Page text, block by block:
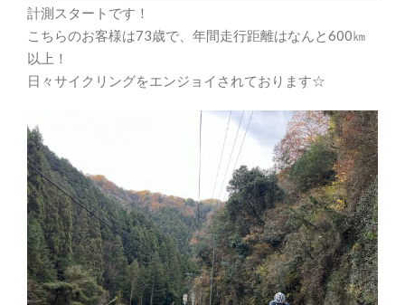
計測スタートです！
こちらのお客様は73歳で、年間走行距離はなんと600㎞
以上！
日々サイクリングをエンジョイされております☆